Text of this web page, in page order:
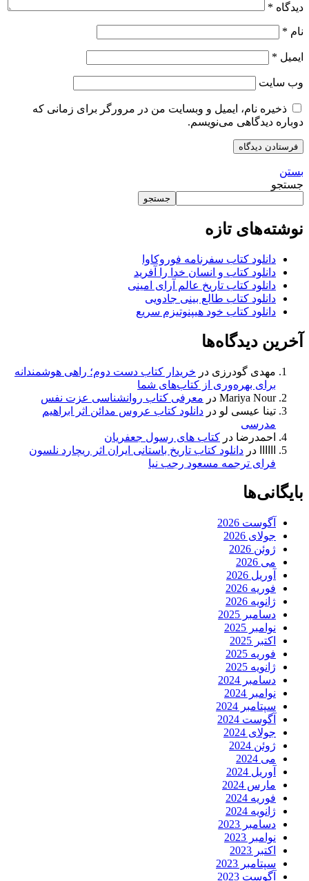
دیدگاه *
نام *
ایمیل *
وب‌ سایت
ذخیره نام، ایمیل و وبسایت من در مرورگر برای زمانی که
دوباره دیدگاهی می‌نویسم.
بستن
جستجو
جستجو
نوشته‌های تازه
دانلود کتاب سفرنامه فوروکاوا
دانلود کتاب و انسان خدا را آفرید
دانلود کتاب تاریخ عالم آرای امینی
دانلود کتاب طالع بینی جادویی
دانلود کتاب خود هیپنوتیزم سریع
آخرین دیدگاه‌ها
مهدی گودرزی در خریدار کتاب دست دوم؛ راهی هوشمندانه
برای بهره‌وری از کتاب‌های شما
Mariya Nour در معرفی کتاب روانشناسی عزت نفس
تینا عیسی لو در دانلود کتاب عروس مدائن اثر ابراهیم
مدرسی
احمدرضا در کتاب های رسول جعفریان
در دانلود کتاب تاریخ باستانی ایران اثر ریچارد نلسون
فرای ترجمه مسعود رجب نیا
بایگانی‌ها
آگوست 2026
جولای 2026
ژوئن 2026
می 2026
آوریل 2026
فوریه 2026
ژانویه 2026
دسامبر 2025
نوامبر 2025
اکتبر 2025
فوریه 2025
ژانویه 2025
دسامبر 2024
نوامبر 2024
سپتامبر 2024
آگوست 2024
جولای 2024
ژوئن 2024
می 2024
آوریل 2024
مارس 2024
فوریه 2024
ژانویه 2024
دسامبر 2023
نوامبر 2023
اکتبر 2023
سپتامبر 2023
آگوست 2023